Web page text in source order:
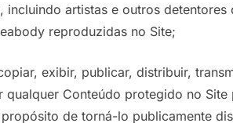
incluindo artistas e outros detentores
reproduzidas no Site;
exibir, publicar, distribuir,
Conteúdo protegido no Site
de torná-lo publicamente